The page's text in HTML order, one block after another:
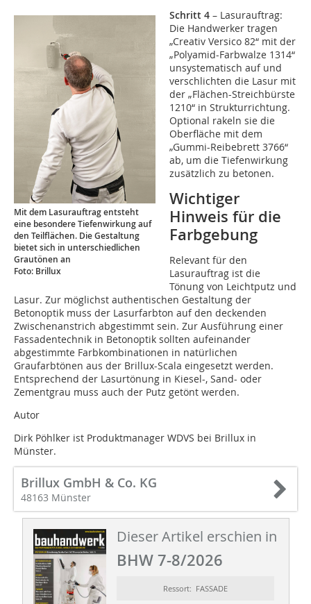
Mit dem Lasurauftrag entsteht
eine besondere Tiefenwirkung auf
den Teilflächen. Die Gestaltung
bietet sich in unterschiedlichen
Grautönen an
Foto: Brillux
Schritt 4 – Lasurauftrag:
Die Handwerker tragen
„Creativ Versico 82“ mit der
„Polyamid-Farbwalze 1314“
unsystematisch auf und
verschlichten die Lasur mit
der „Flächen-Streichbürste
1210“ in Strukturrichtung.
Optional rakeln sie die
Oberfläche mit dem
„Gummi-Reibebrett 3766“
ab, um die Tiefenwirkung
zusätzlich zu betonen.
Wichtiger
Hinweis für die
Farbgebung
Relevant für den
Lasurauftrag ist die
Tönung von Leichtputz und
Lasur. Zur möglichst authentischen Gestaltung der
Betonoptik muss der Lasurfarbton auf den deckenden
Zwischenanstrich abgestimmt sein. Zur Ausführung einer
Fassadentechnik in Betonoptik sollten aufeinander
abgestimmte Farbkombinationen in natürlichen
Graufarbtönen aus der Brillux-Scala eingesetzt werden.
Entsprechend der Lasurtönung in Kiesel-, Sand- oder
Zementgrau muss auch der Putz getönt werden.
Autor
Dirk Pöhlker ist Produktmanager WDVS bei Brillux in
Münster.
Brillux GmbH & Co. KG
48163 Münster
Dieser Artikel erschien in
BHW 7-8/2026
Ressort: FASSADE